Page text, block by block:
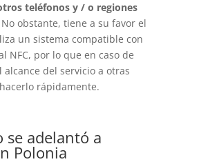
teléfonos y / o regiones
obstante, tiene a su favor el
un sistema compatible con
NFC, por lo que en caso de
del servicio a otras
rápidamente.
se adelantó a
Polonia